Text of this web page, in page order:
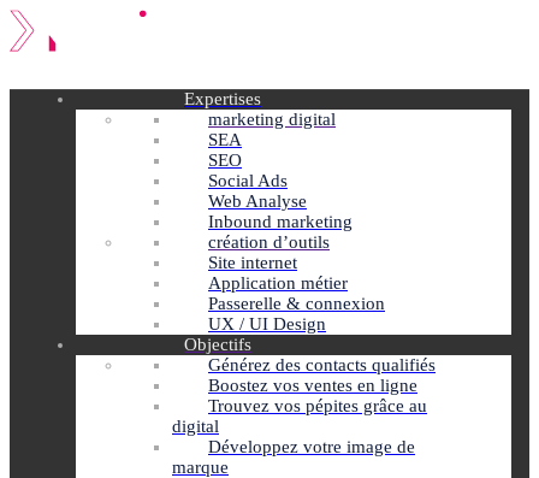
Expertises
marketing digital
SEA
SEO
Social Ads
Web Analyse
Inbound marketing
création d’outils
Site internet
Application métier
Passerelle & connexion
UX / UI Design
Objectifs
Générez des contacts qualifiés
Boostez vos ventes en ligne
Trouvez vos pépites grâce au
digital
Développez votre image de
marque